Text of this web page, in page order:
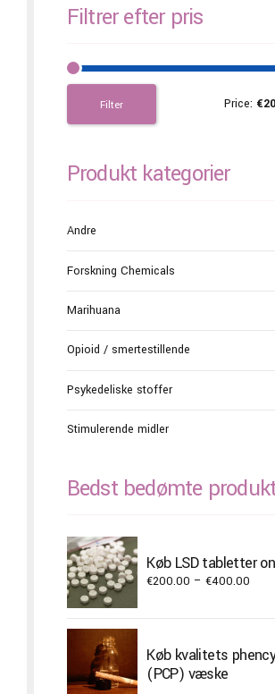
Filtrer efter pris
Filter Price:
Produkt kategorier
Andre
Forskning Chemicals
Marihuana
Opioid / smertestillende
Psykedeliske stoffer
Stimulerende midler
Bedst bedømte
Køb LSD tabletter
€200.00 – €400.00
Køb kvalitets
(PCP) væske